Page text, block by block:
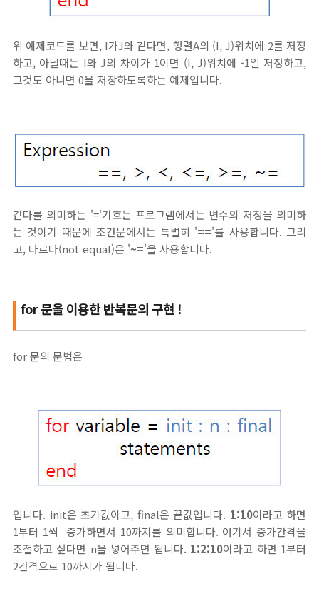
위 예제코드를 보면, I가J와 같다면, 행렬A의 (I, J)위치에 2를 저장
하고, 아닐때는 I와 J의 차이가 1이면 (I, J)위치에 -1일 저장하고,
그것도 아니면 0을 저장하도록하는 예제입니다.
같다를 의미하는 '='기호는 프로그램에서는 변수의 저장을 의미하
는 것이기 때문에 조건문에서는 특별히 '=='를 사용합니다. 그리
고, 다르다(not equal)은 '~='을 사용합니다.
for 문을 이용한 반복문의 구현 !
for 문의 문법은
입니다. init은 초기값이고, final은 끝값입니다. 1:10이라고 하면
1부터 1씩 증가하면서 10까지를 의미합니다. 여기서 증가간격을
조절하고 싶다면 n을 넣어주면 됩니다. 1:2:10이라고 하면 1부터
2간격으로 10까지가 됩니다.